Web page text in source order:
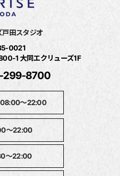
戸田スタジオ
0021
大同エクリューズ1F
299-8700
08:00～22:00
～22:00
～22:00